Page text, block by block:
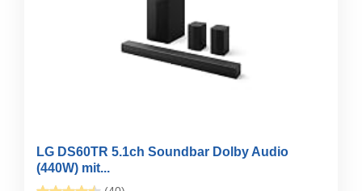
LG DS60TR 5.1ch Soundbar Dolby Audio
(440W) mit...